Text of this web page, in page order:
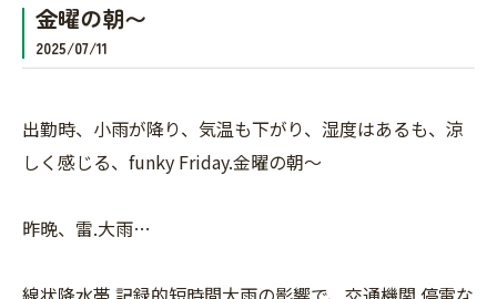
金曜の朝〜
2025/07/11
出勤時、小雨が降り、気温も下がり、湿度はあるも、涼
しく感じる、funky Friday.金曜の朝〜
昨晩、雷.大雨…